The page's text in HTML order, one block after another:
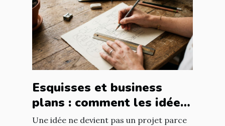
Esquisses et business
plans : comment les idées
prennent forme
Une idée ne devient pas un projet parce